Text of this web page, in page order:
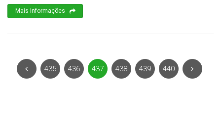
Mais Informações
435 436 437 438 439 440